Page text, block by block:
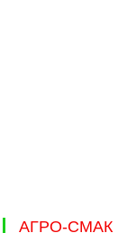
АГРО-СМАК